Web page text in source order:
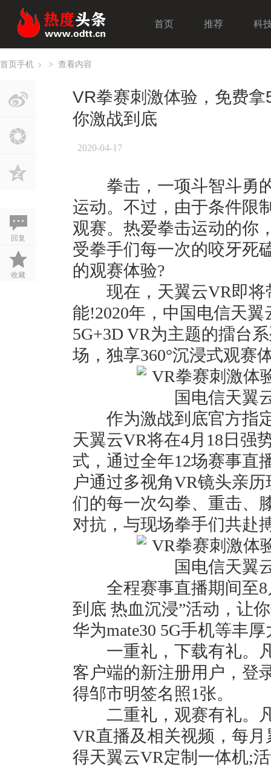
首页 推荐 科
首页 >
手机 查看内容
回复
收藏
VR拳赛刺激体验，免费
你激战到底
2020-04-17
拳击，一项斗智斗勇的
运动。不过，由于条件限
观赛。热爱拳击运动的你
受拳手们每一次的咬牙死
的观赛体验?
现在，天翼云VR即将
能!2020年，中国电信天
5G+3D VR为主题的擂台
场，独享360°沉浸式观赛
作为激战到底官方指定
天翼云VR将在4月18日强
式，通过全年12场赛事直
户通过多视角VR镜头亲
们的每一次勾拳、重击、
对抗，与现场拳手们共赴
全程赛事直播期间至8
到底 热血沉浸”活动，让
华为mate30 5G手机等丰
一重礼，下载有礼。凡
客户端的新注册用户，登
得邹市明签名照1张。
二重礼，观赛有礼。凡
VR直播及相关视频，每
得天翼云VR定制一体机;